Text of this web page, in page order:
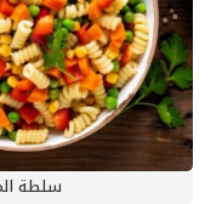
سلطة